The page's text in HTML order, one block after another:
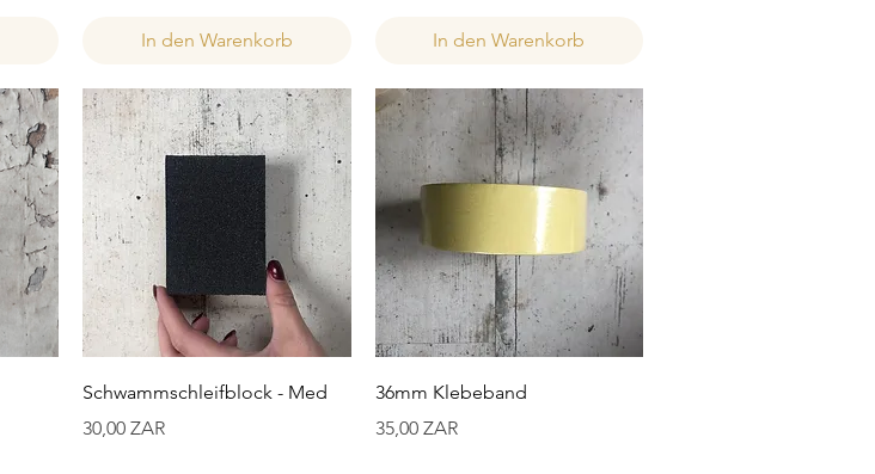
In den Warenkorb In den Warenkorb
Schnellansicht
Schwammschleifblock - Med
Preis
30,00 ZAR
Schnellansicht
36mm Klebeband
Preis
35,00 ZAR